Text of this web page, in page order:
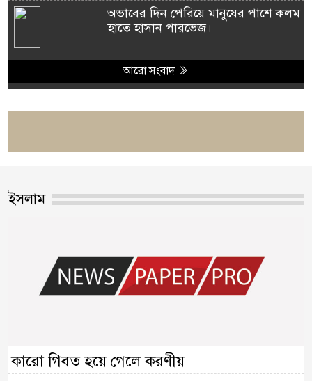
অভাবের দিন পেরিয়ে মানুষের পাশে কলম
হাতে হাসান পারভেজ।
আরো সংবাদ
ইসলাম
কারো গিবত হয়ে গেলে করণীয়